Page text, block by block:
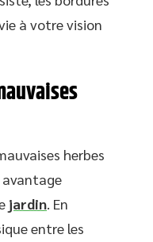
à votre vision
herbes
jardin . En
entre les